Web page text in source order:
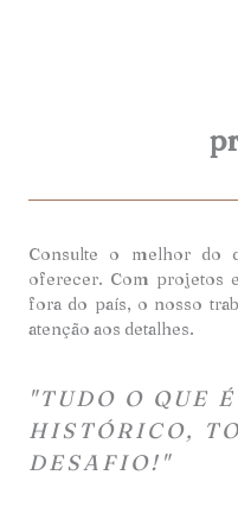
Consulte o melhor do
oferecer. Com projetos
fora do país, o nosso
atenção aos detalhes.
"TUDO O QUE
HISTÓRICO,
DESAFIO!"